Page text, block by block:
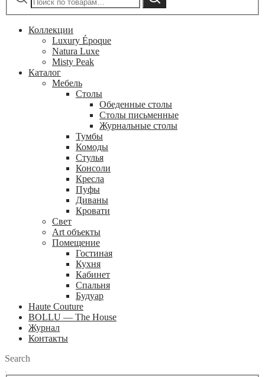
Коллекции
Luxury Époque
Natura Luxe
Misty Peak
Каталог
Мебель
Столы
Обеденные столы
Столы письменные
Журнальные столы
Тумбы
Комоды
Стулья
Консоли
Кресла
Пуфы
Диваны
Кровати
Свет
Art объекты
Помещение
Гостиная
Кухня
Кабинет
Спальня
Будуар
Haute Couture
BOLLU — The House
Журнал
Контакты
Search